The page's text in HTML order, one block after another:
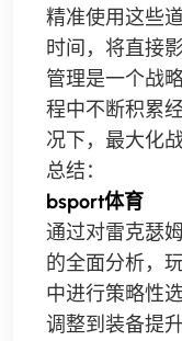
精准使用这些
时间，将直接
管理是一个战
程中不断积累
况下，最大化
总结：
bsport体育
通过对雷克瑟
的全面分析，
中进行策略性
调整到装备提